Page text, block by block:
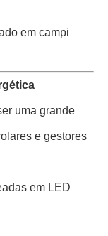
em campi
uma grande
e gestores
em LED